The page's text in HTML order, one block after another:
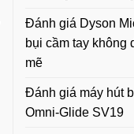
Đánh giá Dyson
bụi cầm tay không
mẽ
Đánh giá máy hút
Omni-Glide SV19